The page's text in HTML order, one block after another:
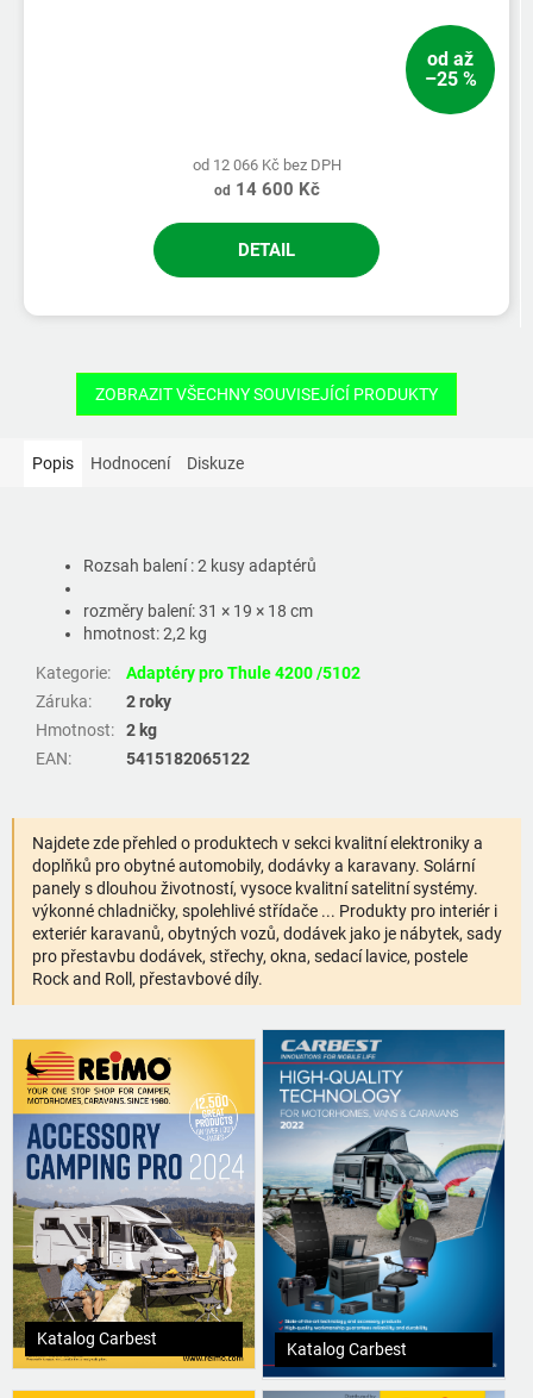
od až
–25 %
od 12 066 Kč bez DPH
od 14 600 Kč
DETAIL
ZOBRAZIT VŠECHNY SOUVISEJÍCÍ PRODUKTY
Popis Hodnocení Diskuze
Rozsah balení : 2 kusy adaptérů
rozměry balení: 31 × 19 × 18 cm
hmotnost: 2,2 kg
Kategorie:
Adaptéry pro Thule 4200 /5102
Záruka:
2 roky
Hmotnost:
2 kg
EAN: 5415182065122
Najdete zde přehled o produktech v sekci kvalitní elektroniky a
doplňků pro obytné automobily, dodávky a karavany. Solární
panely s dlouhou životností, vysoce kvalitní satelitní systémy.
výkonné chladničky, spolehlivé střídače ... Produkty pro interiér i
exteriér karavanů, obytných vozů, dodávek jako je nábytek, sady
pro přestavbu dodávek, střechy, okna, sedací lavice, postele
Rock and Roll, přestavbové díly.
Katalog Carbest
Katalog Carbest